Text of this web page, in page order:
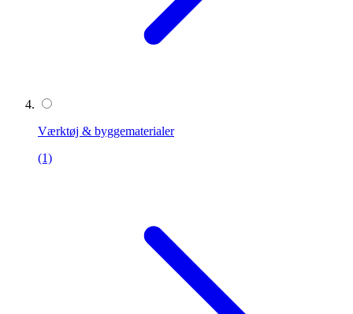
Værktøj & byggematerialer
(1)